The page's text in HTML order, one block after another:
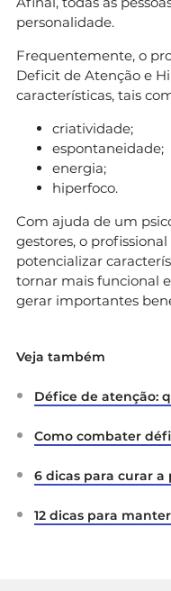
personalidade.
Frequentemente, o
Deficit de Atenção e
características, tais
criatividade;
espontaneidade;
energia;
hiperfoco.
Com ajuda de um
gestores, o
potencializar
tornar mais funcional
gerar importantes
Veja também
Défice de atenção:
Como combater
6 dicas para curar a
12 dicas para